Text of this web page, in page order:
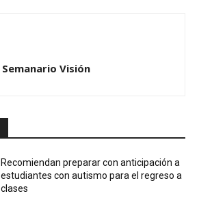
Semanario Visión
Recomiendan preparar con anticipación a
estudiantes con autismo para el regreso a
clases